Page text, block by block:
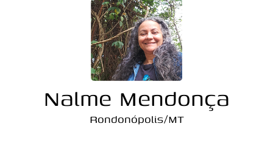
Nalme Mendonça
Rondonópolis/MT